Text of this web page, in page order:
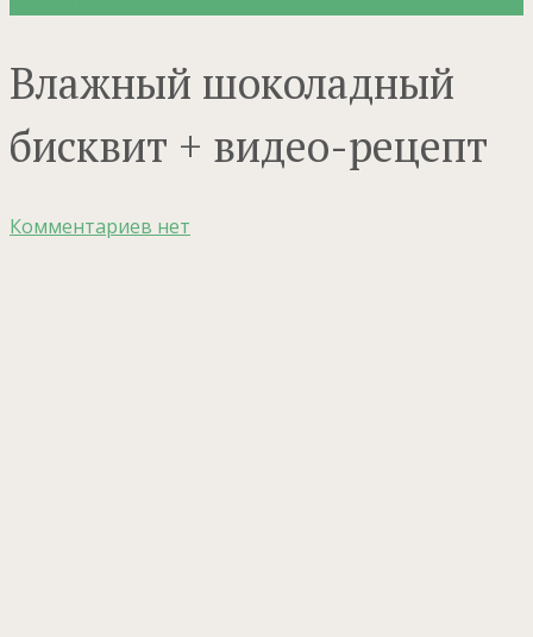
Влажный шоколадный
бисквит + видео-рецепт
Комментариев нет